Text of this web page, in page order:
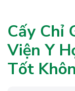
Cấy Chỉ
Viện Y
Tốt